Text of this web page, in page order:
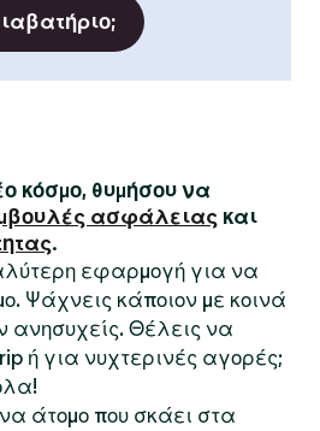
κόσμο, θυμήσου να
ασφάλειας και
.
εφαρμογή για να
Ψάχνεις κάποιον με κοινά
ανησυχείς. Θέλεις να
ή για νυχτερινές αγορές;
άτομο που σκάει στα